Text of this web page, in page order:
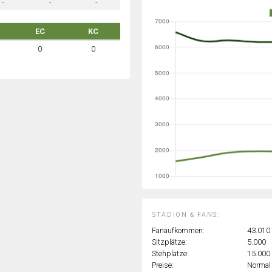
- - -
EC
KC
0 0
STADION & FANS:
Fanaufkommen:
43.010
Sitzplätze:
5.000
Stehplätze:
15.000
Preise:
Normal